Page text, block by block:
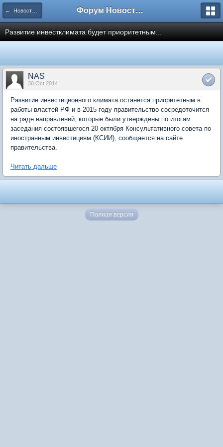
← Новости рынка недвижимости Форум Новостройки
Развитие инвестклимата будет приоритетным...
NAS
30 Oct 2014
Развитие инвестиционного климата останется приоритетным в
работы властей РФ и в 2015 году правительство сосредоточится
на ряде направлений, которые были утверждены по итогам
заседания состоявшегося 20 октября Консультативного совета по
иностранным инвестициям (КСИИ), сообщается на сайте
правительства.
Читать дальше
Полная версия